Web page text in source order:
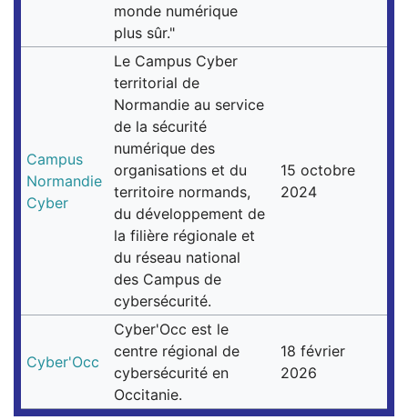
monde numérique
plus sûr."
Campus
Normandie
Cyber
Le Campus Cyber
territorial de
Normandie au service
de la sécurité
numérique des
organisations et du
territoire normands,
du développement de
la filière régionale et
du réseau national
des Campus de
cybersécurité.
15 octobre
2024
Cyber'Occ
Cyber'Occ est le
centre régional de
cybersécurité en
Occitanie.
18 février
2026